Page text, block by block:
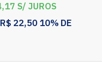
S/ JUROS
R$ 22,50 10% DE